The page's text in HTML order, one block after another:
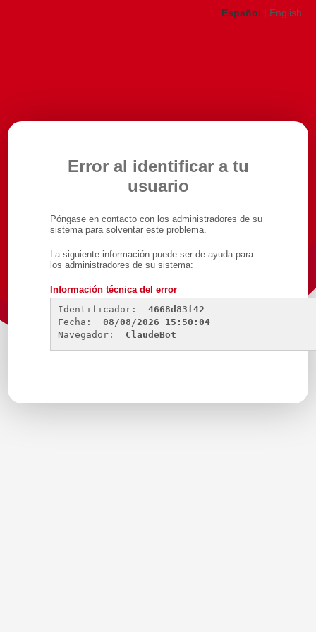
Español | English
Error al identificar a tu
usuario
Póngase en contacto con los administradores de su
sistema para solventar este problema.
La siguiente información puede ser de ayuda para
los administradores de su sistema:
Información técnica del error
Identificador:
4668d83f42
Fecha:
08/08/2026 15:50:04
Navegador:
ClaudeBot